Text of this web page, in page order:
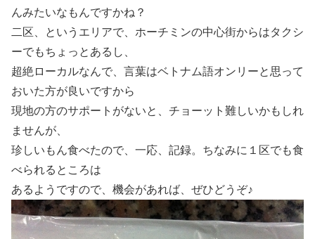
んみたいなもんですかね？
二区、というエリアで、ホーチミンの中心街からはタクシ
ーでもちょっとあるし、
超絶ローカルなんで、言葉はベトナム語オンリーと思って
おいた方が良いですから
現地の方のサポートがないと、チョーット難しいかもしれ
ませんが、
珍しいもん食べたので、一応、記録。ちなみに１区でも食
べられるところは
あるようですので、機会があれば、ぜひどうぞ♪